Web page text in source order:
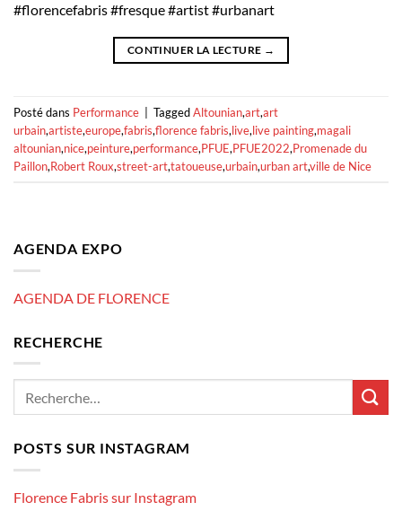
#florencefabris #fresque #artist #urbanart
CONTINUER LA LECTURE →
Posté dans Performance | TaggedAltounian,art,art
urbain,artiste,europe,fabris,florence fabris,live,live painting,magali
altounian,nice,peinture,performance,PFUE,PFUE2022,Promenade du
Paillon,Robert Roux,street-art,tatoueuse,urbain,urban art,ville de Nice
AGENDA EXPO
AGENDA DE FLORENCE
RECHERCHE
POSTS SUR INSTAGRAM
Florence Fabris sur Instagram